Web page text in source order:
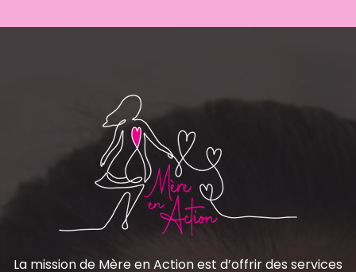
La mission de Mère en Action est d’offrir des services